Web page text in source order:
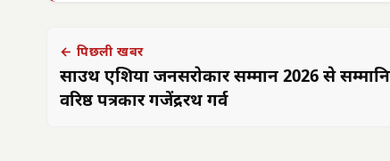
← पिछली खबर
साउथ एशिया जनसरोकार सम्मान 2026 से
वरिष्ठ पत्रकार गजेंद्ररथ गर्व